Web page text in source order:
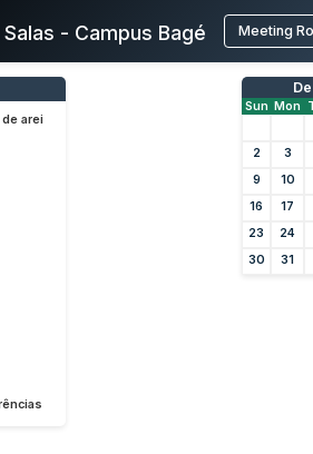
- Campus Bagé Meeting
arei
Sun Mon
2
3
9
10
16
17
23
24
30
31